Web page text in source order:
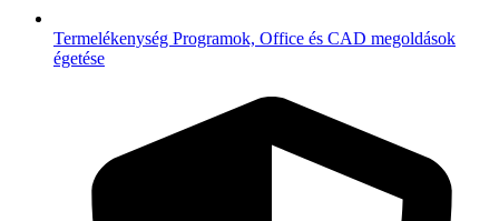
Termelékenység Programok, Office és CAD megoldások
égetése